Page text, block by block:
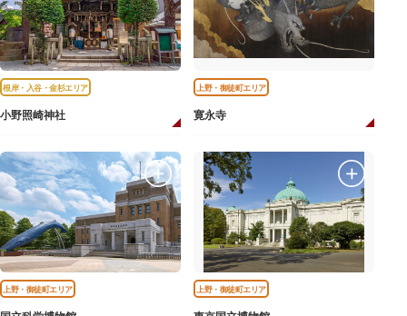
根岸・入谷・金杉エリア
小野照崎神社
上野・御徒町エリア
寛永寺
上野・御徒町エリア 上野・御徒町エリア